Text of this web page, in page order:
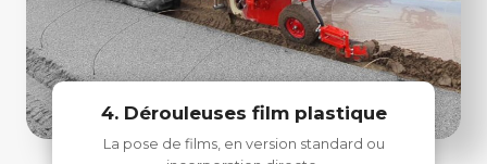
4. Dérouleuses film plastique
La pose de films, en version standard ou